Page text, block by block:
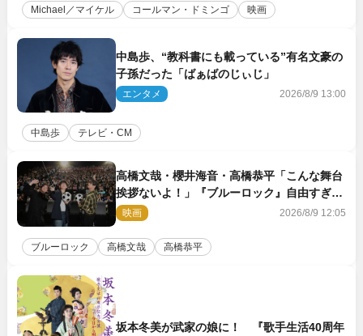
Michael／マイケル コールマン・ドミンゴ 映画
中島歩、“教科書にも載っている”有名文豪の
子孫だった「ばぁばのじぃじ」
エンタメ 2026/8/9 13:00
中島歩 テレビ・CM
高橋文哉・櫻井海音・高橋恭平「こんな舞台
挨拶ないよ！」『ブルーロック』自由すぎる
イベントレポート
映画 2026/8/9 12:05
ブルーロック 高橋文哉 高橋恭平
坂本冬美が武家の娘に！ 『歌手生活40周年